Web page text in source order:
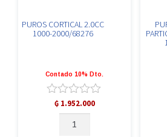
PUROS CORTICAL 2.0CC
1000-2000/68276
Contado 10% Dto.
Valorado
con
₲1.952.000
CORTICAL